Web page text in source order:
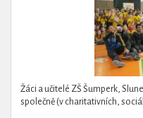
Žáci a učitelé ZŠ Šumperk,
společně (v charitativních,